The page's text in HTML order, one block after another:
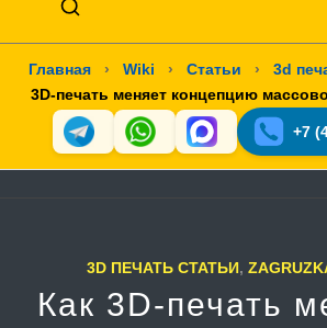
Главная › Wiki › Статьи › 3d
3D-печать меняет концепцию
+7
3D ПЕЧАТЬ СТАТЬИ,
Как 3D-печать